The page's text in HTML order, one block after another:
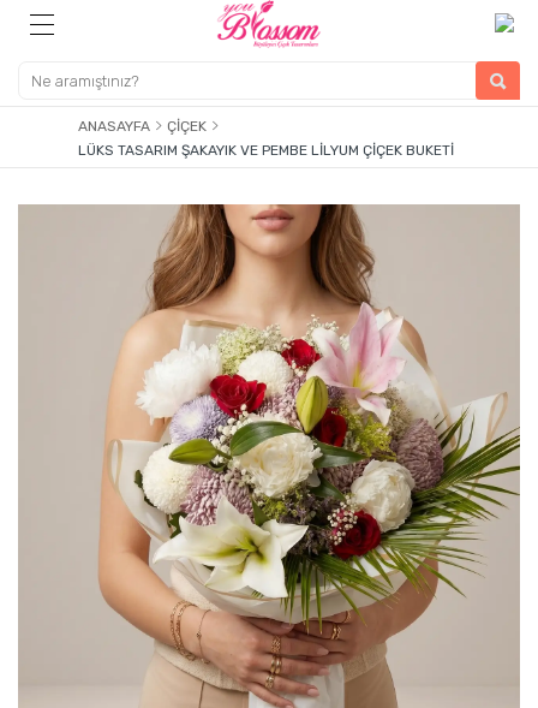
ANASAYFA
ÇIÇEK
LÜKS TASARIM ŞAKAYIK VE PEMBE LILYUM ÇIÇEK BUKETI